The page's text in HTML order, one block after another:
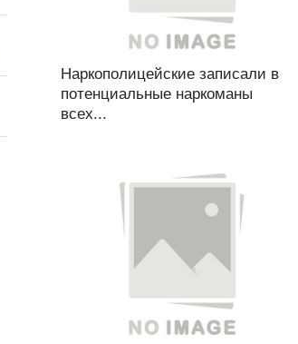
Наркополицейские записали в
потенциальные наркоманы
всех...